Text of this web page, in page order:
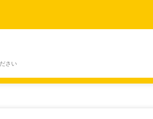
さい